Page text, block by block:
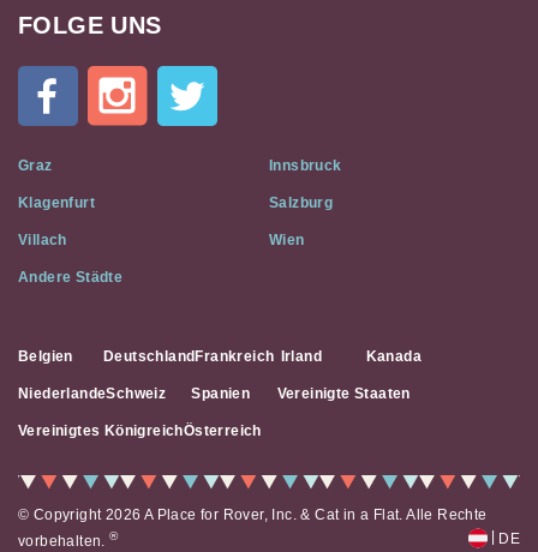
Cat
Flat
Social
Media
FOLGE UNS
Graz Innsbruck
Klagenfurt Salzburg
Villach Wien
Andere Städte
Belgien Deutschland Frankreich Irland Kanada
NiederlandeSchweiz Spanien Vereinigte Staaten
Vereinigtes KönigreichÖsterreich
© Copyright 2026 A Place for Rover, Inc. & Cat in a Flat. Alle Rechte
vorbehalten.® DE